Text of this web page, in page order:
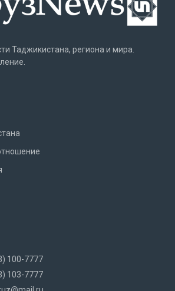
Таджикистана, региона и мира.
100-7777
103-7777